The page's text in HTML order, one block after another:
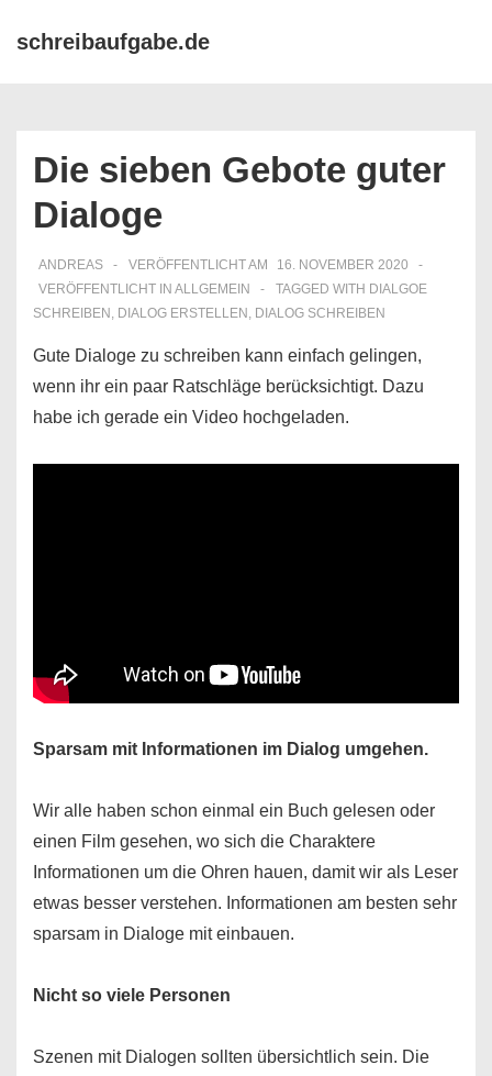
Zumschreibaufgabe.de
Die sieben Gebote guter
Dialoge
ANDREAS VERÖFFENTLICHT AM
16. NOVEMBER 2020
VERÖFFENTLICHT IN ALLGEMEIN TAGGED WITH DIALGOE
SCHREIBEN , DIALOG ERSTELLEN , DIALOG SCHREIBEN
Gute Dialoge zu schreiben kann einfach gelingen,
wenn ihr ein paar Ratschläge berücksichtigt. Dazu
habe ich gerade ein Video hochgeladen.
Sparsam mit Informationen im Dialog umgehen.
Wir alle haben schon einmal ein Buch gelesen oder
einen Film gesehen, wo sich die Charaktere
Informationen um die Ohren hauen, damit wir als Leser
etwas besser verstehen. Informationen am besten sehr
sparsam in Dialoge mit einbauen.
Nicht so viele Personen
Szenen mit Dialogen sollten übersichtlich sein. Die